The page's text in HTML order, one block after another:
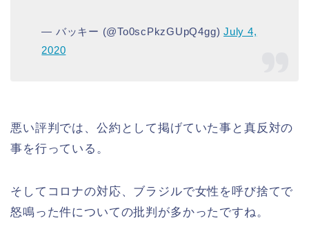
— バッキー (@To0scPkzGUpQ4gg)July 4,
2020
悪い評判では、公約として掲げていた事と真反対の
事を行っている。
そしてコロナの対応、ブラジルで女性を呼び捨てで
怒鳴った件についての批判が多かったですね。